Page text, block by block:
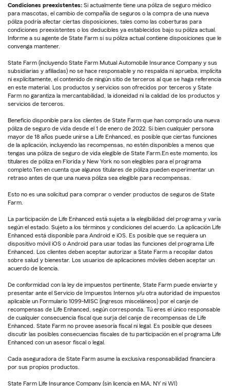
Condiciones preexistentes: Si actualmente tiene una póliza de seguro médico
para mascotas, el cambio de compañía de seguros o la compra de una nueva
póliza podría afectar ciertas disposiciones, tales como las coberturas para
condiciones preexistentes o los deducibles ya establecidos bajo su póliza actual.
Informe a su agente de State Farm si su póliza actual contiene disposiciones que le
convenga mantener.
State Farm (incluyendo State Farm Mutual Automobile Insurance Company y sus
subsidiarias y afiliadas) no se hace responsable y no respalda ni aprueba, implícita
ni explícitamente, el contenido de ningún sitio de terceros al que se haga referencia
en este material. Los productos y servicios son ofrecidos por terceros y State
Farm no garantiza la mercantabilidad, la idoneidad ni la calidad de los productos y
servicios de terceros.
Beneficio disponible para los clientes de State Farm que han comprado una nueva
póliza de seguro de vida desde el 1 de enero de 2022. Si bien cualquier persona
mayor de 18 años puede unirse a Life Enhanced, es posible que ciertas funciones
de la aplicación, incluyendo las recompensas, no estén disponibles a menos que
tengas una póliza de seguro de vida elegible de State Farm.En este momento, los
titulares de póliza en Florida y New York no son elegibles para el programa
completo.Ten en cuenta que algunos titulares de póliza pueden experimentar un
retraso antes de que una nueva póliza sea elegible para recompensas.
Esto no es una solicitud para comprar o vender productos de seguros de State
Farm.
La participación de Life Enhanced está sujeta a la elegibilidad del programa y varía
según el estado. Sujeto a los términos y condiciones del acuerdo. La aplicación Life
Enhanced está disponible para Android e iOS. Es posible que se requiera un
dispositivo móvil iOS o Android para usar todas las funciones del programa Life
Enhanced. Los clientes deben aceptar autorizar a State Farm a recopilar datos
sobre salud y bienestar. Los usuarios de aplicaciones móviles deben aceptar un
acuerdo de licencia.
De conformidad con la ley de impuestos pertinente, State Farm puede enviarte y
presentar ante el Servicio de Impuestos Internos y/u otra autoridad de impuestos
aplicable un Formulario 1099-MISC (ingresos misceláneos) por el canje de
recompensas de Life Enhanced, según corresponda. Tú eres el único responsable
de cualquier consecuencia fiscal que surja del canje de recompensas de Life
Enhanced. State Farm no provee asesoría fiscal ni legal. Es posible que desees
discutir las posibles consecuencias fiscales de tu participación en el programa Life
Enhanced con un asesor fiscal o legal.
Cada aseguradora de State Farm asume la exclusiva responsabilidad financiera
por sus propios productos.
State Farm Life Insurance Company (sin licencia en MA, NY ni WI)